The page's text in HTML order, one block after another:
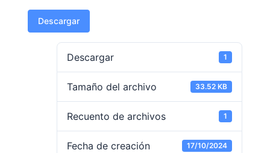
Descargar
Descargar 1
Tamaño del archivo 33.52 KB
Recuento de archivos 1
Fecha de creación 17/10/2024